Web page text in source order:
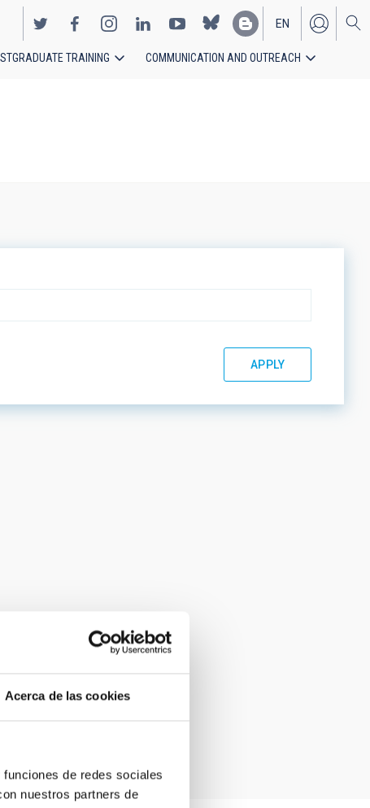
Acerca de las cookies
de redes sociales
nuestros partners de
EN
ES
TRAINING COMMUNICATION AND OUTREACH